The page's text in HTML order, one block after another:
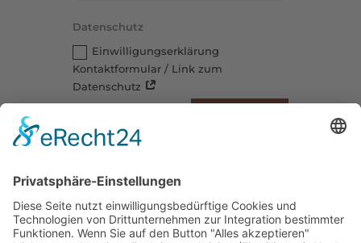
Datenschutz
Einwilligungserklärung
Kontaktformular / Link zum
Datenschutz